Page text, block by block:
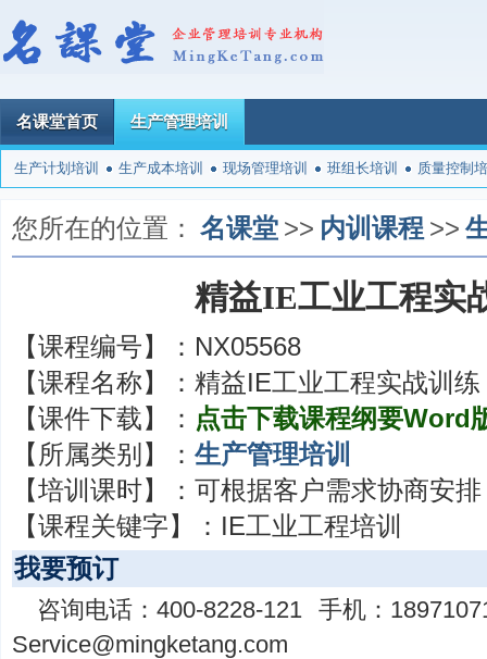
名课堂首页 生产管理培训
生产计划培训 生产成本培训 现场管理培训 班组长培训 质量控制
您所在的位置： 名课堂 >> 内训课程 >>
精益IE工业工程实
【课程编号】： NX05568
【课程名称】： 精益IE工业工程实战训练
【课件下载】： 点击下载课程纲要Word
【所属类别】： 生产管理培训
【培训课时】： 可根据客户需求协商安排
【课程关键字】： IE工业工程培训
我要预订
咨询电话：400-8228-121 手机：
Service@mingketang.com